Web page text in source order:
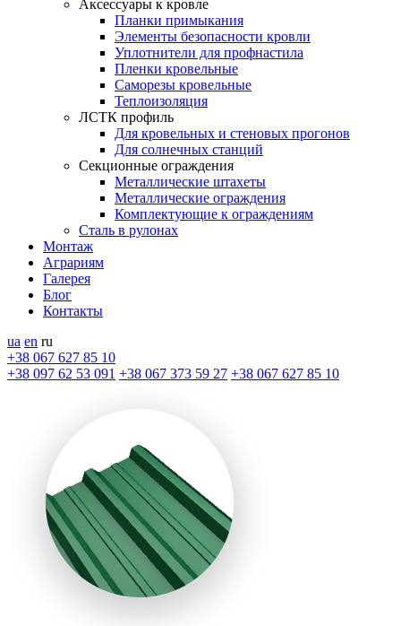
Аксессуары к кровле
Планки примыкания
Элементы безопасности кровли
Уплотнители для профнастила
Пленки кровельные
Саморезы кровельные
Теплоизоляция
ЛСТК профиль
Для кровельных и стеновых прогонов
Для солнечных станций
Секционные ограждения
Металлические штахеты
Металлические ограждения
Комплектующие к ограждениям
Сталь в рулонах
Монтаж
Аграриям
Галерея
Блог
Контакты
ua en ru
+38 067 627 85 10
+38 097 62 53 091 +38 067 373 59 27 +38 067 627 85 10